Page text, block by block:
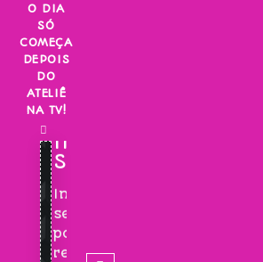
Skip
content
O DIA
SÓ
COMEÇA
DEPOIS
DO
ATELIÊ
NA TV!
INSCREVA-
SE!
Inscreva-
se
para
receber